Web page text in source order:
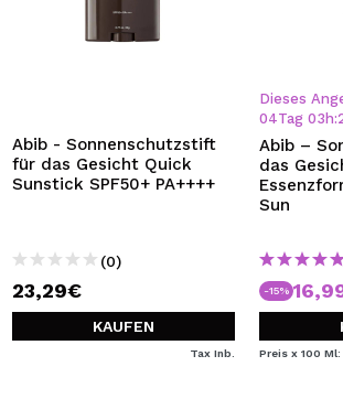
Abib - Sonnenschutzstift
für das Gesicht Quick
Sunstick SPF50+ PA++++
(0)
23,29€
KAUFEN
Tax Inb.
Dieses
04Tag 03 h:
Abib –
das
Sun
-15%
Preis x 100